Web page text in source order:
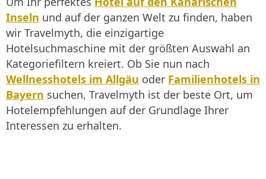
Inseln und auf der ganzen Welt zu finden, haben
wir Travelmyth, die einzigartige
Hotelsuchmaschine mit der größten Auswahl an
Kategoriefiltern kreiert. Ob Sie nun nach
Wellnesshotels im Allgäu oder Familienhotels in
Bayern suchen, Travelmyth ist der beste Ort, um
Hotelempfehlungen auf der Grundlage Ihrer
Interessen zu erhalten.